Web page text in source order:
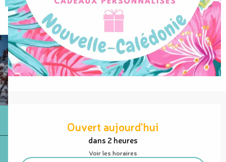
Ouvert aujourd'hui
dans 2 heures
Voir les horaires